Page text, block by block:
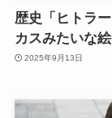
歴史「ヒトラ
カスみたいな
2025年9月13日